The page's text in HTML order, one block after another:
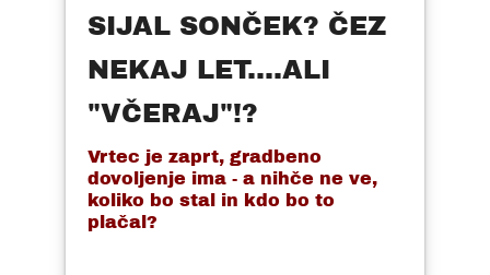
SIJAL SONČEK? ČEZ
NEKAJ LET....ALI
"VČERAJ"!?
Vrtec je zaprt, gradbeno
dovoljenje ima - a nihče ne ve,
koliko bo stal in kdo bo to
plačal?